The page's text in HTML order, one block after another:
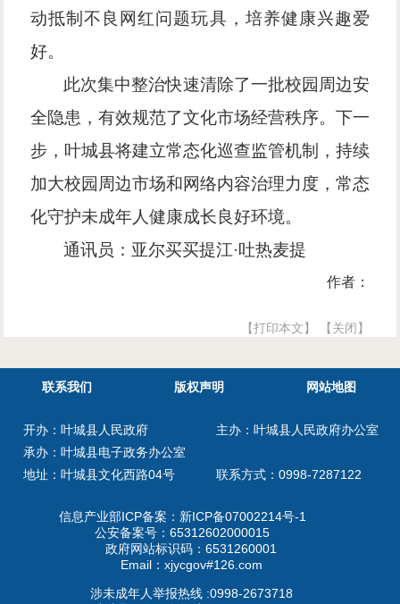
动抵制不良网红问题玩具，培养健康兴趣爱
好。
此次集中整治快速清除了一批校园周边安
全隐患，有效规范了文化市场经营秩序。下一
步，叶城县将建立常态化巡查监管机制，持续
加大校园周边市场和网络内容治理力度，常态
化守护未成年人健康成长良好环境。
通讯员：亚尔买买提江·吐热麦提
作者：
【打印本文】 【关闭】
联系我们 版权声明 网站地图
开办：叶城县人民政府
承办：叶城县电子政务办公室
地址：叶城县文化西路04号
主办：叶城县人民政府办公室
联系方式：0998-7287122
信息产业部ICP备案： 新ICP备07002214号-1
公安备案号： 65312602000015
政府网站标识码：6531260001
Email：xjycgov#126.com
涉未成年人举报热线 :0998-2673718